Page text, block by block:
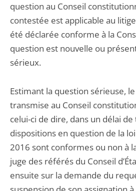
question au Conseil
contestée est applicable au
été déclarée conforme à la
question est nouvelle ou
sérieux.
Estimant la question sérieuse,
transmise au Conseil
celui-ci de dire, dans un délai
dispositions en question de la
2016 sont conformes ou non à
juge des référés du Conseil
ensuite sur la demande du